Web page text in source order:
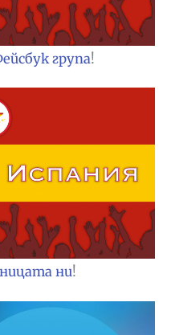
група!
ни!